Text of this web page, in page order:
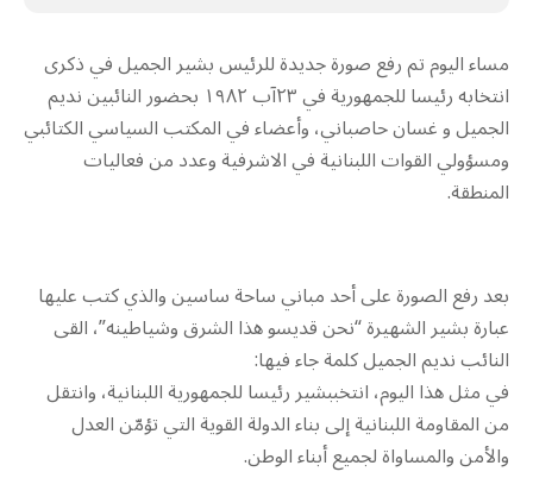
مساء اليوم تم رفع صورة جديدة للرئيس بشير الجميل في ذكرى
انتخابه رئيسا للجمهورية في ٢٣آب ١٩٨٢ بحضور النائبين نديم
الجميل و غسان حاصباني، وأعضاء في المكتب السياسي الكتائبي
ومسؤولي القوات اللبنانية في الاشرفية وعدد من فعاليات
المنطقة.
بعد رفع الصورة على أحد مباني ساحة ساسين والذي كتب عليها
عبارة بشير الشهيرة “نحن قديسو هذا الشرق وشياطينه”، القى
النائب نديم الجميل كلمة جاء فيها:
في مثل هذا اليوم، انتخببشير رئيسا للجمهورية اللبنانية، وانتقل
من المقاومة اللبنانية إلى بناء الدولة القوية التي تؤمّن العدل
والأمن والمساواة لجميع أبناء الوطن.